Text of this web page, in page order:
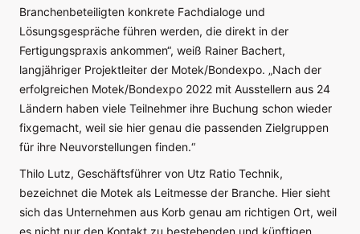
Branchenbeteiligten konkrete Fachdialoge und
Lösungsgespräche führen werden, die direkt in der
Fertigungspraxis ankommen“, weiß Rainer Bachert,
langjähriger Projektleiter der Motek/Bondexpo. „Nach der
erfolgreichen Motek/Bondexpo 2022 mit Ausstellern aus 24
Ländern haben viele Teilnehmer ihre Buchung schon wieder
fixgemacht, weil sie hier genau die passenden Zielgruppen
für ihre Neuvorstellungen finden.“
Thilo Lutz, Geschäftsführer von Utz Ratio Technik,
bezeichnet die Motek als Leitmesse der Branche. Hier sieht
sich das Unternehmen aus Korb genau am richtigen Ort, weil
es nicht nur den Kontakt zu bestehenden und künftigen